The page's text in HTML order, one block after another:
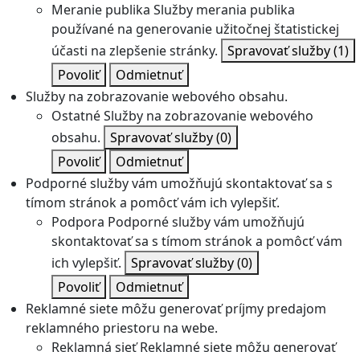
Meranie publika Služby merania publika
používané na generovanie užitočnej štatistickej
účasti na zlepšenie stránky. Spravovať služby(1)
Povoliť
Odmietnuť
Služby na zobrazovanie webového obsahu.
OstatnéSlužby na zobrazovanie webového
obsahu. Spravovať služby(0)
Povoliť
Odmietnuť
Podporné služby vám umožňujú skontaktovať sa s
tímom stránok a pomôcť vám ich vylepšiť.
Podpora Podporné služby vám umožňujú
skontaktovať sa s tímom stránok a pomôcť vám
ich vylepšiť. Spravovať služby(0)
Povoliť
Odmietnuť
Reklamné siete môžu generovať príjmy predajom
reklamného priestoru na webe.
Reklamná sieť Reklamné siete môžu generovať